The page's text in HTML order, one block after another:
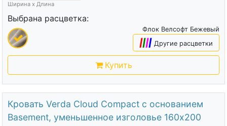
Ширина х Длина
Выбрана расцветка:
Флок Велсофт Бежевый
|||| Другие расцветки
Купить
Кровать Verda Cloud Compact с основанием
Basement, уменьшенное изголовье 160х200